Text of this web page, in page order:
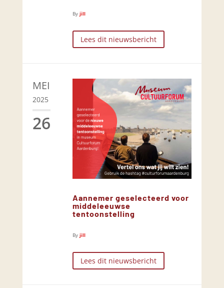
By jill
Lees dit nieuwsbericht
MEI
2025
26
Aannemer geselecteerd voor
middeleeuwse
tentoonstelling
By jill
Lees dit nieuwsbericht